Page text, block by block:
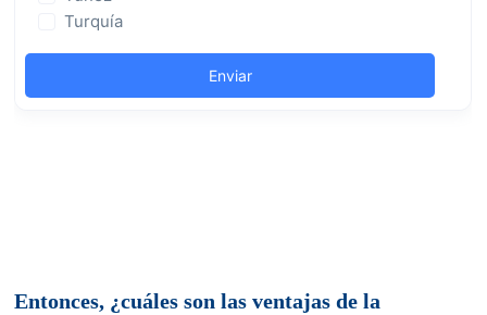
Entonces, ¿cuáles son las ventajas de la